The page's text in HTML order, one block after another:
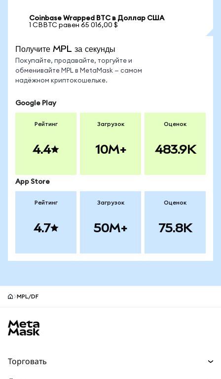
Coinbase Wrapped BTC в Доллар США
1 CBBTC равен 65 016,00 $
Получите MPL за секунды
Покупайте, продавайте, торгуйте и
обменивайте MPL в MetaMask — самом
надёжном криптокошельке.
Google Play
Рейтинг
4.4
Загрузок
10M+
Оценок
483.9K
App Store
Рейтинг
4.7
Загрузок
50M+
Оценок
75.8K
MPL/DF
Торговать